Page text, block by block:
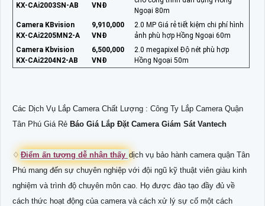
KX-CAi2003SN-AB
VNĐ
Ngoại 80m
Camera KBvision
KX-CAi2205MN2-A
9,910,000
VNĐ
2.0 MP Giá rẻ tiết kiệm chi phí hình
ảnh phù hợp Hồng Ngoại 60m
Camera Kbvision
KX-CAi2204N2-AB
6,500,000
VNĐ
2.0 megapixel Độ nét phù hợp
Hồng Ngoại 50m
Các Dịch Vụ Lắp Camera Chất Lượng : Công Ty Lắp Camera Quận
Tân Phú Giá Rẻ Báo Giá Lắp Đặt Camera Giám Sát Vantech
♢ Điểm ấn tượng dễ nhận thấy dịch vụ bảo hành camera quận Tân
Phú mang đến sự chuyên nghiệp với đội ngũ kỹ thuật viên giàu kinh
nghiệm và trình độ chuyên môn cao. Họ được đào tạo đầy đủ về
cách thức hoạt động của camera và cách xử lý sự cố một cách